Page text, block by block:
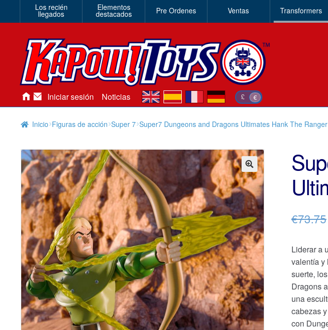
Los recién
llegados
Elementos
destacados Pre Ordenes Ventas Transformers
Iniciar sesión Noticias £ €
en es de
Inicio Figuras de acción Super 7 Super7 Dungeons and Dragons Ultimates Hank The Ranger
🔍
€73.75
Liderar a
valentía y
suerte,
Dragons
una
cabezas
con